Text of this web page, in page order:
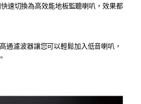
速切換為高效能地板監聽喇叭，效果都
通濾波器讓您可以輕鬆加入低音喇叭，